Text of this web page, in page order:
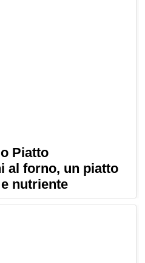
Piatto
al forno, un piatto
nutriente